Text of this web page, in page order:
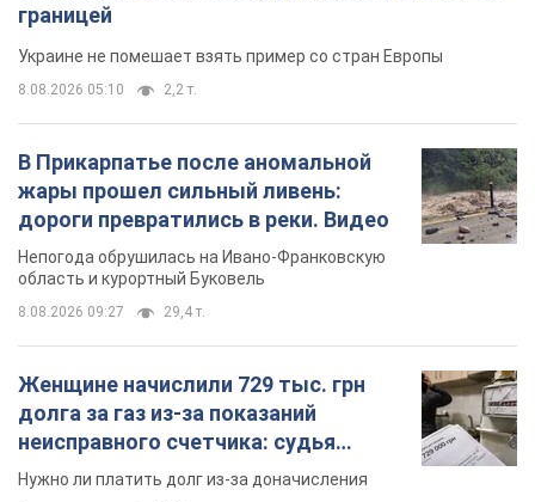
границей
Украине не помешает взять пример со стран Европы
8.08.2026 05:10 2,2 т.
В Прикарпатье после аномальной
жары прошел сильный ливень:
дороги превратились в реки. Видео
Непогода обрушилась на Ивано-Франковскую
область и курортный Буковель
8.08.2026 09:27 29,4 т.
Женщине начислили 729 тыс. грн
долга за газ из-за показаний
неисправного счетчика: судья
вынес неожиданное решение
Нужно ли платить долг из-за доначисления